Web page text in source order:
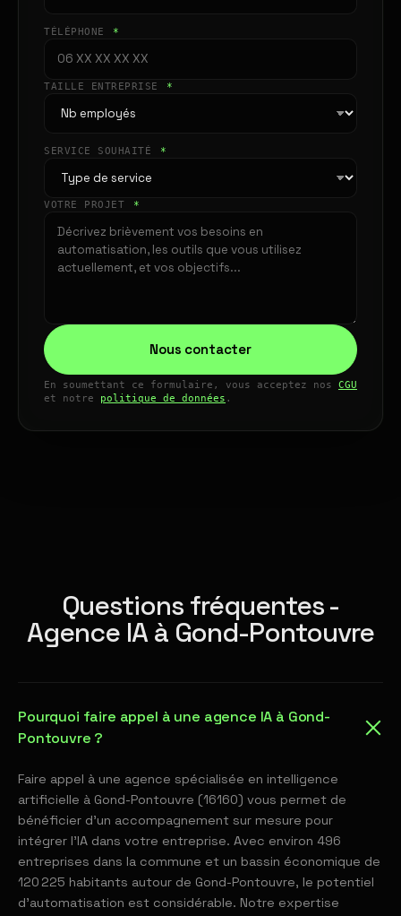
TÉLÉPHONE *
TAILLE ENTREPRISE *
SERVICE SOUHAITÉ *
VOTRE PROJET *
Nous contacter
En soumettant ce formulaire, vous acceptez nos CGU
et notre politique de données .
Questions fréquentes -
Agence IA à Gond-Pontouvre
Pourquoi faire appel à une agence IA à Gond-
Pontouvre ?
Faire appel à une agence spécialisée en intelligence
artificielle à Gond-Pontouvre (16160) vous permet de
bénéficier d'un accompagnement sur mesure pour
intégrer l'IA dans votre entreprise. Avec environ 496
entreprises dans la commune et un bassin économique de
120 225 habitants autour de Gond-Pontouvre, le potentiel
d'automatisation est considérable. Notre expertise